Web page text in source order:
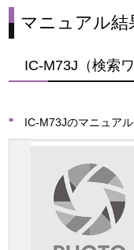
マニュアル結
IC-M73J（検索ワ
IC-M73Jのマニュアル